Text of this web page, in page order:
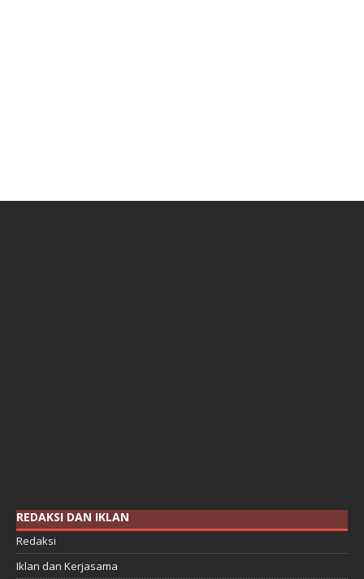
REDAKSI DAN IKLAN
Redaksi
Iklan dan Kerjasama